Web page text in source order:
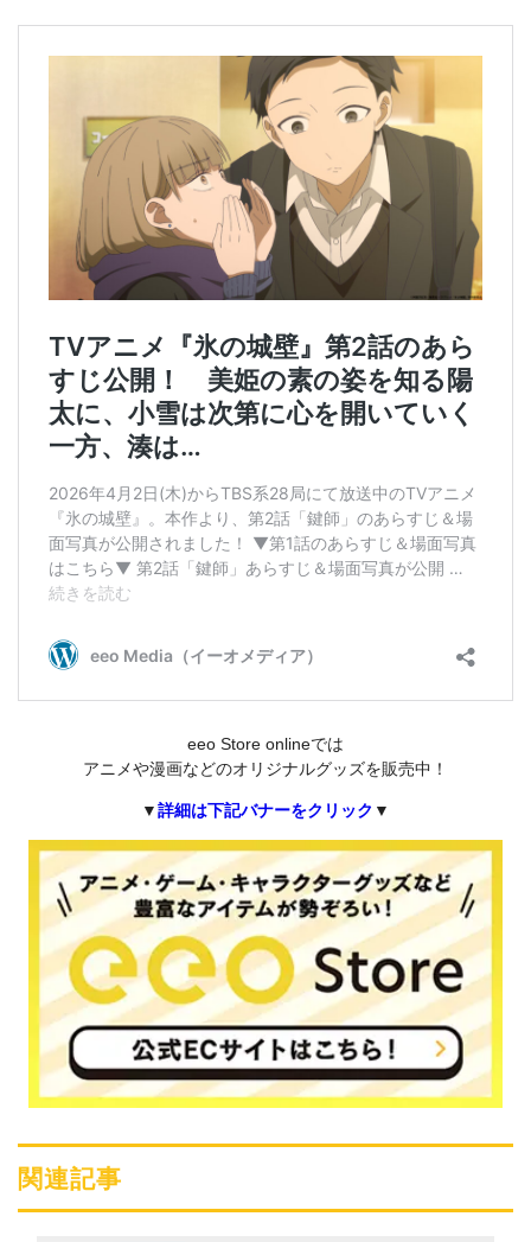
eeo Store onlineでは
アニメや漫画などのオリジナルグッズを販売中！
▼詳細は下記バナーをクリック ▼
関連記事